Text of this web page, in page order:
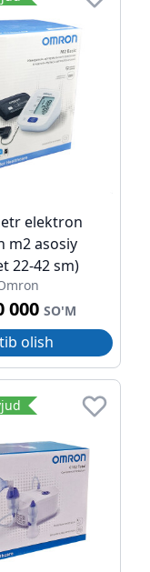
elektron
m2 asosiy
22-42 sm)
000 SO'M
olish